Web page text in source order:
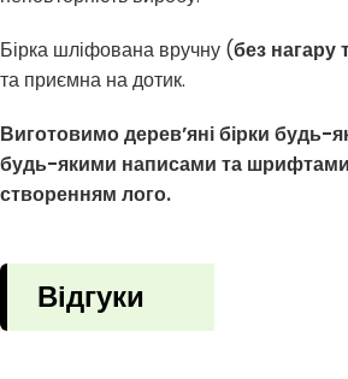
Бірка шліфована вручну (без нагару
та приємна на дотик.
Виготовимо дерев’яні бірки будь-
будь-якими написами та
створенням лого.
Відгуки